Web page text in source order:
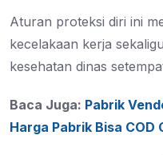
Aturan proteksi diri ini
kecelakaan kerja
kesehatan dinas
Baca Juga: Pabrik
Harga Pabrik Bisa COD